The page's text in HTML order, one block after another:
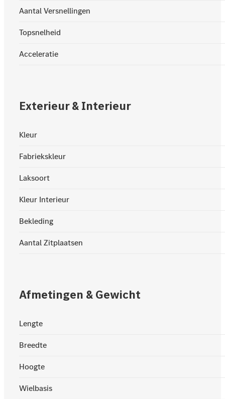
Aantal Versnellingen
Topsnelheid
Acceleratie
Exterieur & Interieur
Kleur
Fabriekskleur
Laksoort
Kleur Interieur
Bekleding
Aantal Zitplaatsen
Afmetingen & Gewicht
Lengte
Breedte
Hoogte
Wielbasis